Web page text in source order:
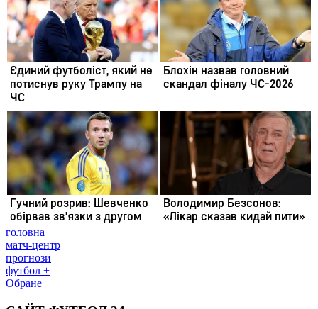
головна
матч-центр
прогнози
футбол +
Обране